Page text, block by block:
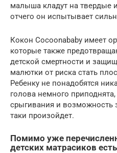
малыша кладут на твердые
отчего он испытывает
Кокон Cocoonababy имеет
которые также
детской смертности и
малютки от риска стать
Ребенку не понадобятся
голова немного
срыгивания и возможность
таки произойдет.
Помимо уже
детских матрасиков